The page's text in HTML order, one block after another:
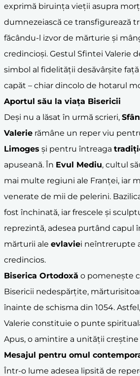
exprimă biruința vieții asupra
dumnezeiască ce transfigurează
făcându-l izvor de mărturie și
credincioși. Gestul Sfintei Valerie
simbol al fidelității desăvârșite față
capăt – chiar dincolo de hotarul
Aportul său la viața Bisericii
Deși nu a lăsat în urmă scrieri,
Valerie rămâne un reper viu
Limoges și pentru întreaga
apuseană. În Evul Mediu, cultul
mai multe regiuni ale Franței, iar
venerate de mii de pelerini.
fost închinată, iar frescele și
reprezintă, adesea purtând capul
mărturii ale evlaviei neîntrerupte
credincios.
Biserica Ortodoxă o pomenește
Bisericii nedespărțite,
înainte de schisma din 1054.
Valerie constituie o punte
Apus, o amintire a unității
Mesajul pentru omul
Într-o lume adesea lipsită de